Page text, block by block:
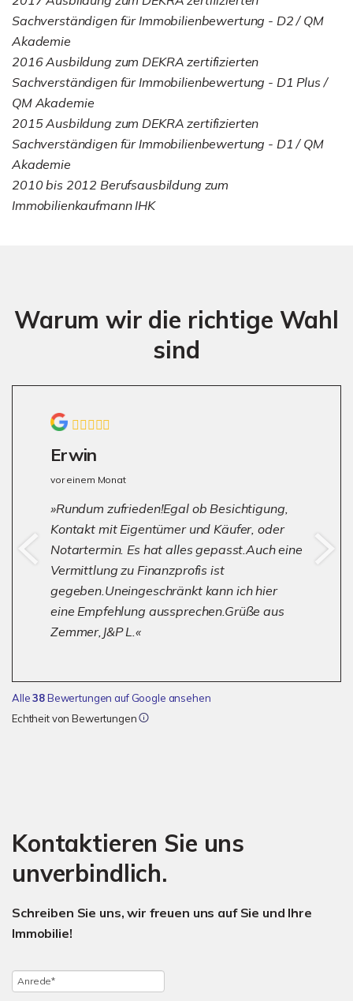
Sachverständigen für Immobilienbewertung - D2 / QM
Akademie
2016 Ausbildung zum DEKRA zertifizierten
Sachverständigen für Immobilienbewertung - D1 Plus /
QM Akademie
2015 Ausbildung zum DEKRA zertifizierten
Sachverständigen für Immobilienbewertung - D1 / QM
Akademie
2010 bis 2012 Berufsausbildung zum
Immobilienkaufmann IHK
Warum wir die richtige Wahl
sind
Erwin
vor einem Monat
Rundum zufrieden!Egal ob Besichtigung,
Kontakt mit Eigentümer und Käufer, oder
Notartermin. Es hat alles gepasst.Auch eine
Vermittlung zu Finanzprofis ist
gegeben.Uneingeschränkt kann ich hier
eine Empfehlung aussprechen.Grüße aus
Zemmer,J&P L.
Alle38Bewertungen auf Google ansehen
Echtheit von Bewertungen
Kontaktieren Sie uns
unverbindlich.
Schreiben Sie uns, wir freuen uns auf Sie und Ihre
Immobilie!